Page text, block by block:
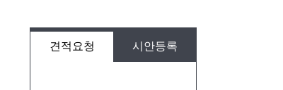
견적요청 시안등록